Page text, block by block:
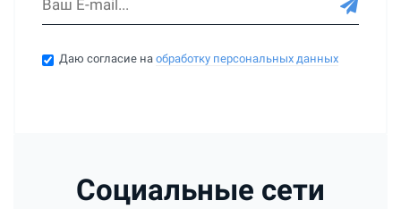
Даю согласие наобработку персональных данных
Социальные сети